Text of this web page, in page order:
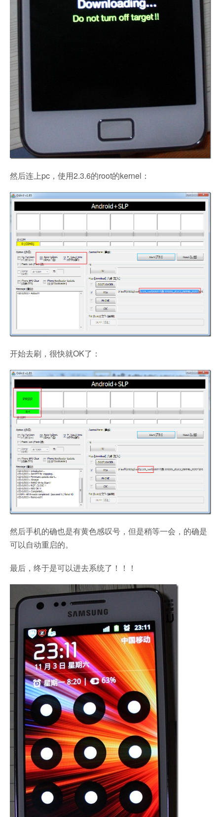
然后连上pc，使用2.3.6的root的kernel：
开始去刷，很快就OK了：
然后手机的确也是有黄色感叹号，但是稍等一会，的确是
可以自动重启的。
最后，终于是可以进去系统了！！！